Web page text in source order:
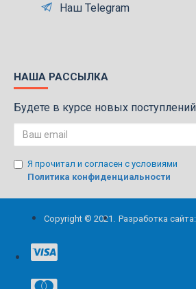
Наш Telegram
НАША РАССЫЛКА
Будете в курсе новых
Я прочитал и согласен с условиями
Политика конфиденциальности
Copyright © 2021. Разработка